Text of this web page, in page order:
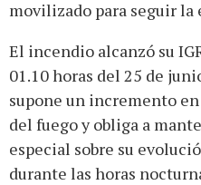
movilizado para seguir la
El incendio alcanzó su
01.10 horas del 25 de
supone un incremento
del fuego y obliga a
especial sobre su
durante las horas